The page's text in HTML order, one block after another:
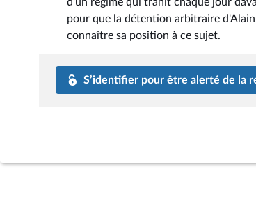
d'un régime qui trahit chaque jour
pour que la détention arbitraire
connaître sa position à ce sujet.
S’identifier pour être alerté de la